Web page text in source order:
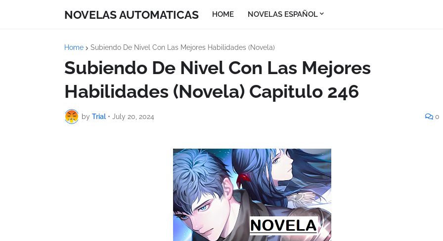
NOVELAS AUTOMATICAS HOME NOVELAS ESPAÑOL
Home Subiendo De Nivel Con Las Mejores Habilidades (Novela)
Subiendo De Nivel Con Las Mejores
Habilidades (Novela) Capitulo 246
by Trial • July 20, 2024 0